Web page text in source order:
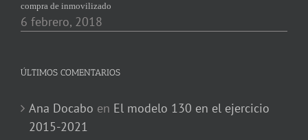
compra de inmovilizado
6 febrero, 2018
ÚLTIMOS COMENTARIOS
Ana Docabo en El modelo 130 en el ejercicio
2015-2021